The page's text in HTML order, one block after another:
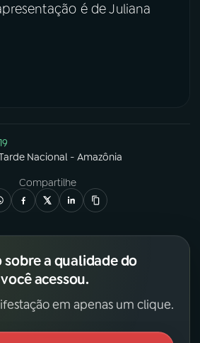
é de Juliana
Nacional - Amazônia
Compartilhe
sobre a qualidade do
acessou.
em apenas um clique.